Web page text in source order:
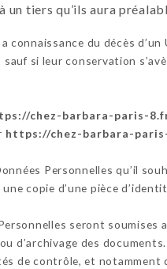
un tiers qu’ils aura
a connaissance du décès
sauf si leur conservation
chez-barbara-paris-
https://chez-barbara-
Personnelles qu’il
copie d’une pièce
seront
d’archivage des
de contrôle, et notamment